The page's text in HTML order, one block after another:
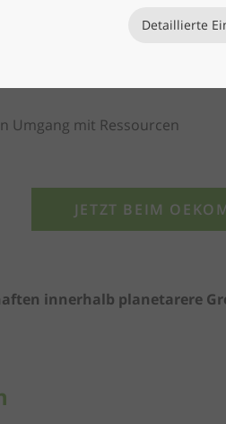
Detaillierte
Landwirtschaft und
Umgang mit Ressourcen
JETZT BEIM
innerhalb planetarere